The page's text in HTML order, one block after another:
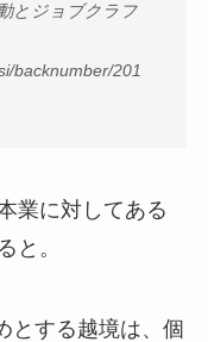
とジョブクラフ
backnumber/201
業に対してある
と。
とする越境は、個